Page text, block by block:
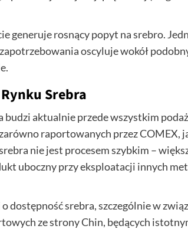
generuje rosnący popyt na srebro.
oscyluje wokół
Srebra
budzi aktualnie przede wszystkim
raportowanych przez COMEX,
nie jest procesem szybkim –
uboczny przy eksploatacji innych
dostępność srebra, szczególnie w
ze strony Chin, będących